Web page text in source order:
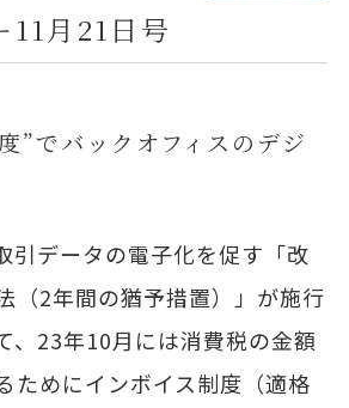
11月21日号
”でバックオフィスのデジ
データの電子化を促す「改
（2年間の猶予措置）」が施行
、23年10月には消費税の金額
ためにインボイス制度（適格